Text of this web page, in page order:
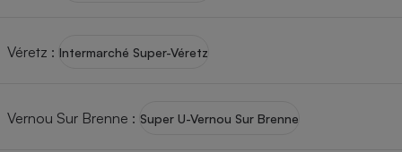
Véretz : Intermarché Super-Véretz
Vernou Sur Brenne : Super U-Vernou Sur Brenne